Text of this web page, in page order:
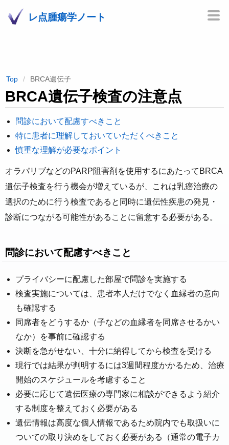
レ点腫瘍学ノート
Top BRCA遺伝子
BRCA遺伝子検査の注意点
問診において配慮すべきこと
特に患者に理解しておいていただくべきこと
慎重な理解が必要なポイント
オラパリブなどのPARP阻害剤を使用するにあたってBRCA
遺伝子検査を行う機会が増えているが、これは乳癌治療の
選択のために行う検査であると同時に遺伝性疾患の発見・
診断につながる可能性があることに留意する必要がある。
問診において配慮すべきこと
プライバシーに配慮した部屋で問診を実施する
検査実施については、患者本人だけでなく血縁者の意向
も確認する
同席者をどうするか（子などの血縁者を同席させるかい
なか）を事前に確認する
決断を急がせない、十分に納得してから検査を受ける
現行では結果が判明するには3週間程度かかるため、治療
開始のスケジュールを考慮すること
必要に応じて遺伝医療の専門家に相談ができるよう紹介
する制度を整えておく必要がある
遺伝情報は高度な個人情報であるため院内でも取扱いに
ついての取り決めをしておく必要がある（通常の電子カ